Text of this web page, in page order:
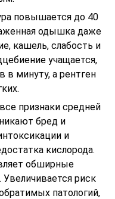
повышается до 40
одышка даже
кашель, слабость и
учащается,
в минуту, а рентген
признаки средней
бред и
и
кислорода.
обширные
Увеличивается риск
патологий,